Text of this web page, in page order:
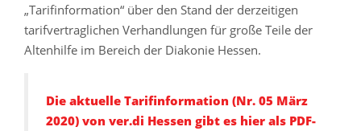
„Tarifinformation“ über den Stand der derzeitigen
tarifvertraglichen Verhandlungen für große Teile der
Altenhilfe im Bereich der Diakonie Hessen.
Die aktuelle Tarifinformation (Nr. 05 März
2020) von ver.di Hessen gibt es hier als PDF-